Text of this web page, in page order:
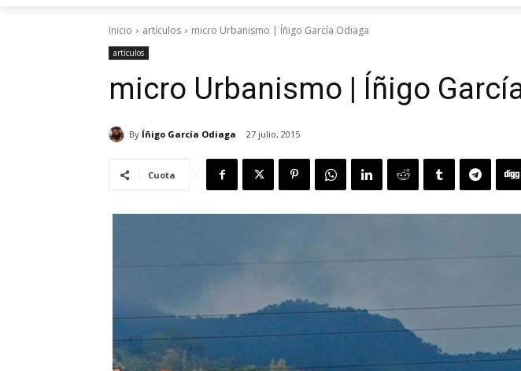
Inicio artículos micro Urbanismo | Íñigo García Odiaga
artículos
micro Urbanismo | Íñigo
By Íñigo García Odiaga 27 julio, 2015
Cuota